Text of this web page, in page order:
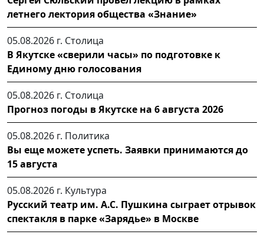
летнего лектория общества «Знание»
05.08.2026 г. Столица
В Якутске «сверили часы» по подготовке к
Единому дню голосования
05.08.2026 г. Столица
Прогноз погоды в Якутске на 6 августа 2026
05.08.2026 г. Политика
Вы еще можете успеть. Заявки принимаются до
15 августа
05.08.2026 г. Культура
Русский театр им. А.С. Пушкина сыграет отрывок
спектакля в парке «Зарядье» в Москве